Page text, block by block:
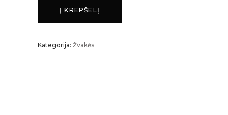
Į KREPŠELĮ
Kategorija: Žvakės